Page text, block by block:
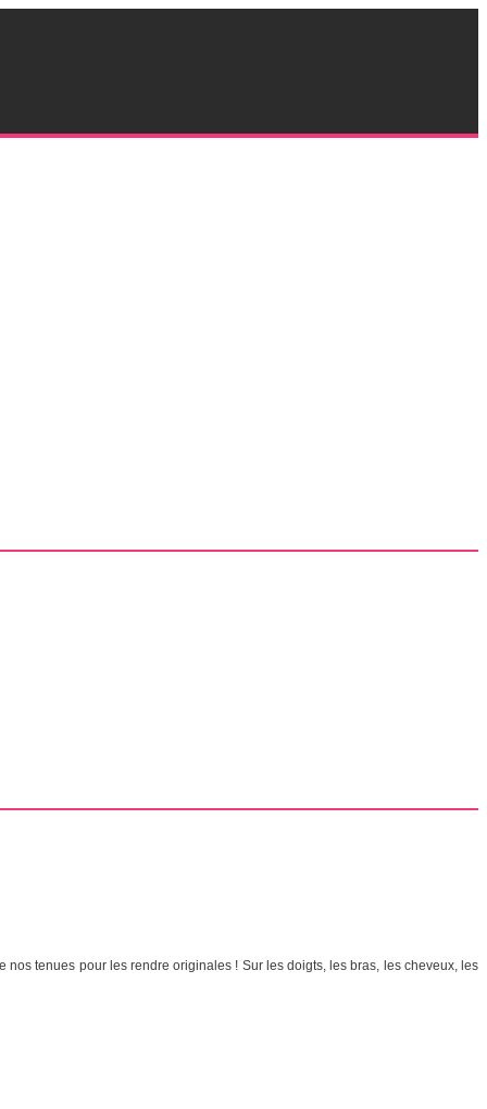
tenues pour les rendre originales ! Sur les doigts, les bras, les cheveux, les